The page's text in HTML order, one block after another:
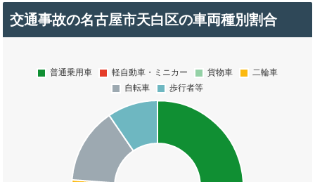
交通事故の名古屋市天白区の車両種別割合